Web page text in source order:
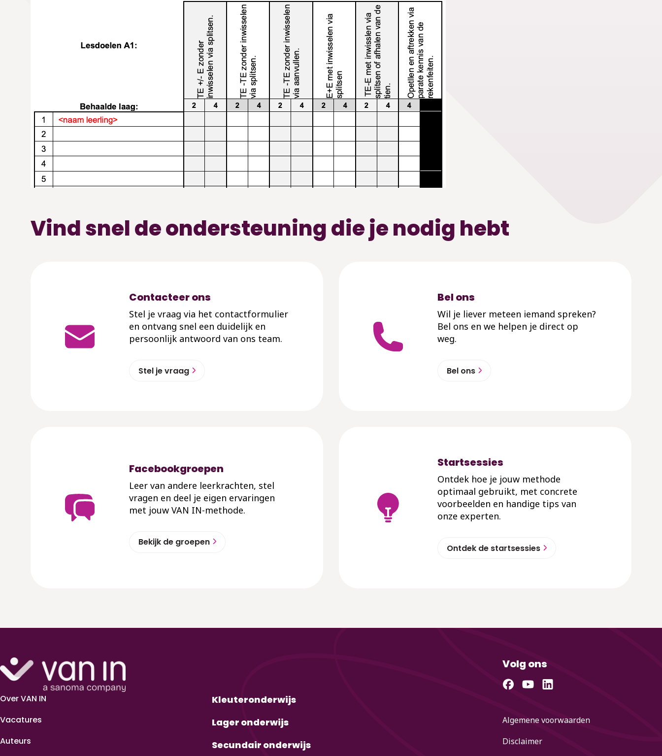
Vind snel de ondersteuning die je nodig hebt
Contacteer ons
Stel je vraag via het contactformulier
en ontvang snel een duidelijk en
persoonlijk antwoord van ons team.
Stel je vraag
Bel ons
Wil je liever meteen iemand spreken?
Bel ons en we helpen je direct op
weg.
Bel ons
Facebookgroepen
Leer van andere leerkrachten, stel
vragen en deel je eigen ervaringen
met jouw VAN IN-methode.
Bekijk de groepen
Startsessies
Ontdek hoe je jouw methode
optimaal gebruikt, met concrete
voorbeelden en handige tips van
onze experten.
Ontdek de startsessies
Over VAN IN
Vacatures
Auteurs
Kleuteronderwijs
Lager onderwijs
Secundair onderwijs
Volg ons
Algemene voorwaarden
Disclaimer